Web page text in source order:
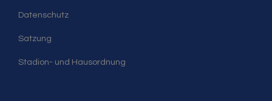
Datenschutz
Satzung
Stadion- und Hausordnung